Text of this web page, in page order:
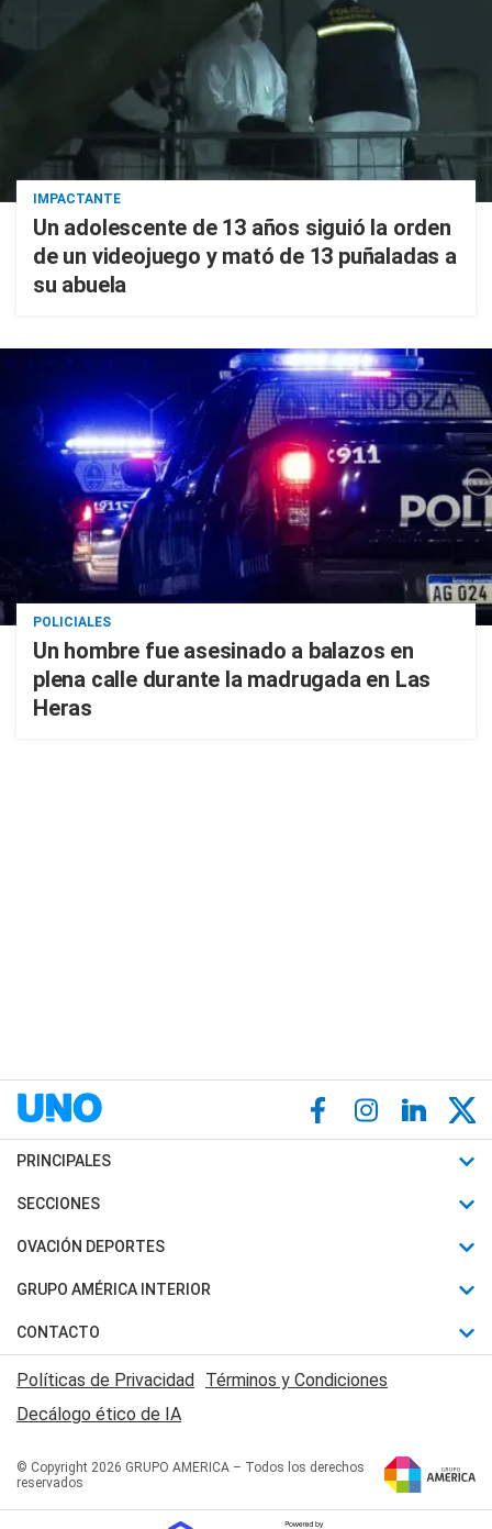
IMPACTANTE
Un adolescente de 13 años siguió la orden
de un videojuego y mató de 13 puñaladas a
su abuela
POLICIALES
Un hombre fue asesinado a balazos en
plena calle durante la madrugada en Las
Heras
PRINCIPALES
Últimas Noticias
Política
Judiciales
Economia
SECCIONES
Horóscopo
Motores
Trucos caseros
Series y Películas
Edictos y Solicitadas
OVACIÓN DEPORTES
Fútbol
Mundial
Automovilismo
Rugby
Básquet
GRUPO AMÉRICA INTERIOR
Canal 7 en Vivo
San Juan 8
CONTACTO
Acerca de Nosotros
Contactanos
Políticas de Privacidad Términos y Condiciones
Decálogo ético de IA
© Copyright 2026 GRUPO AMERICA – Todos los derechos
reservados